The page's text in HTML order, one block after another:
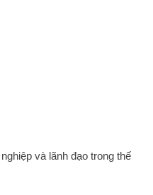
và lãnh đạo trong thế